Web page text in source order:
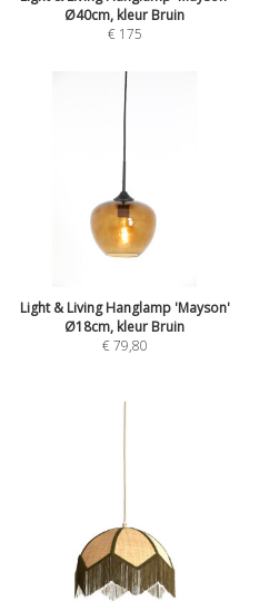
Ø40cm, kleur Bruin
€ 175
Light & Living Hanglamp 'Mayson'
Ø18cm, kleur Bruin
€79,80